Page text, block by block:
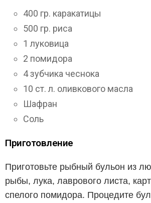
400 гр. каракатицы
500 гр. риса
1 луковица
2 помидора
4 зубчика чеснока
10 ст. л. оливкового масла
Шафран
Соль
Приготовление
Приготовьте рыбный бульон из
рыбы, лука, лаврового листа,
спелого помидора. Процедите